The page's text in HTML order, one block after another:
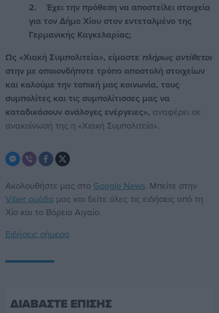
2. Έχει την πρόθεση να αποστείλει στοιχεία
για τον Δήμο Χίου στον εντεταλμένο της
Γερμανικής Καγκελαρίας;
Ως «Χιακή Συμπολιτεία», είμαστε πλήρως αντίθετοι
στην με οποιονδήποτε τρόπο αποστολή στοιχείων
και καλούμε την τοπική μας κοινωνία, τους
συμπολίτες και τις συμπολίτισσες μας να
καταδικάσουν ανάλογες ενέργειες», αναφέρει σε
ανακοίνωσή της η «Χιακή Συμπολιτεία».
Ακολουθήστε μας στο Google News. Μπείτε στην
Viber ομάδα μας και δείτε όλες τις ειδήσεις από τη
Χίο και το Βόρειο Αιγαίο.
Ειδήσεις σήμερα
ΔΙΑΒΑΣΤΕ ΕΠΙΣΗΣ